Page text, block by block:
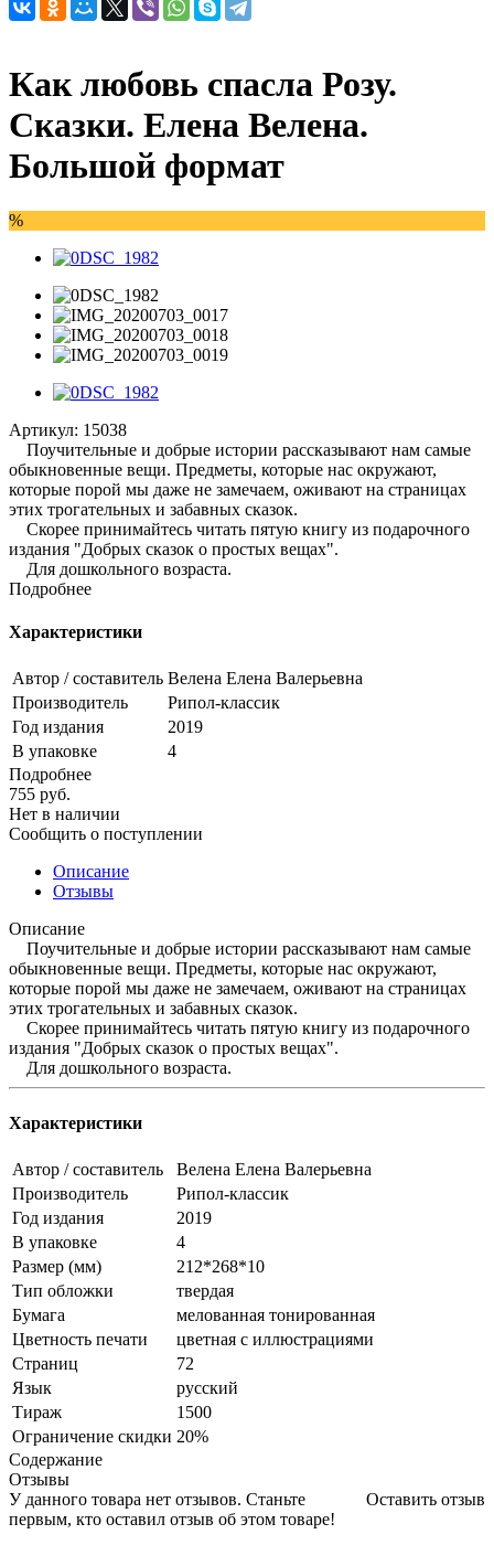
Как любовь спасла Розу.
Сказки. Елена Велена.
Большой формат
%
Артикул: 15038
Поучительные и добрые истории рассказывают нам самые
обыкновенные вещи. Предметы, которые нас окружают,
которые порой мы даже не замечаем, оживают на страницах
этих трогательных и забавных сказок.
Скорее принимайтесь читать пятую книгу из подарочного
издания "Добрых сказок о простых вещах".
Для дошкольного возраста.
Подробнее
Характеристики
Автор / составитель Велена Елена Валерьевна
Производитель
Рипол-классик
Год издания
2019
В упаковке
4
Подробнее
755 руб.
Нет в наличии
Сообщить о поступлении
Описание
Отзывы
Описание
Поучительные и добрые истории рассказывают нам самые
обыкновенные вещи. Предметы, которые нас окружают,
которые порой мы даже не замечаем, оживают на страницах
этих трогательных и забавных сказок.
Скорее принимайтесь читать пятую книгу из подарочного
издания "Добрых сказок о простых вещах".
Для дошкольного возраста.
Характеристики
Автор / составитель
Велена Елена Валерьевна
Производитель
Рипол-классик
Год издания
2019
В упаковке
4
Размер (мм)
212*268*10
Тип обложки
твердая
Бумага
мелованная тонированная
Цветность печати
цветная с иллюстрациями
Страниц
72
Язык
русский
Тираж
1500
Ограничение скидки 20%
Содержание
Отзывы
Оставить отзыв
У данного товара нет отзывов. Станьте
первым, кто оставил отзыв об этом товаре!